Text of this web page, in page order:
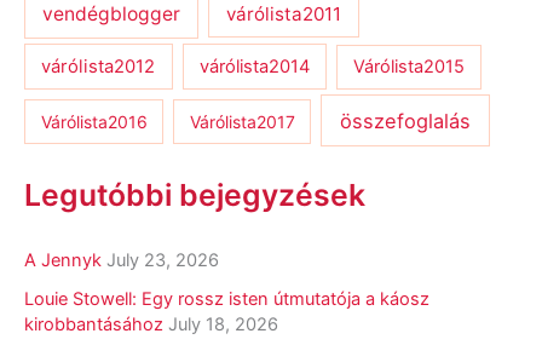
vendégblogger várólista2011
várólista2012 várólista2014 Várólista2015
Várólista2016 Várólista2017 összefoglalás
Legutóbbi bejegyzések
A Jennyk July 23, 2026
Louie Stowell: Egy ​rossz isten útmutatója a káosz
kirobbantásához July 18, 2026